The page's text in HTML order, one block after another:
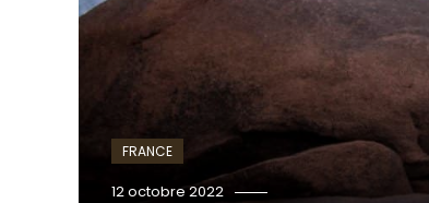
FRANCE
12 octobre 2022 admin